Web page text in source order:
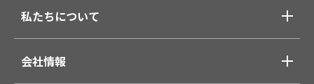
私たちについて
会社情報